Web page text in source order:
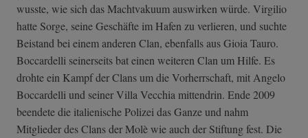
wusste, wie sich das Machtvakuum auswirken würde. Virgilio
hatte Sorge, seine Geschäfte im Hafen zu verlieren, und suchte
Beistand bei einem anderen Clan, ebenfalls aus Gioia Tauro.
Boccardelli seinerseits bat einen weiteren Clan um Hilfe. Es
drohte ein Kampf der Clans um die Vorherrschaft, mit Angelo
Boccardelli und seiner Villa Vecchia mittendrin. Ende 2009
beendete die italienische Polizei das Ganze und nahm
Mitglieder des Clans der Molè wie auch der Stiftung fest. Die